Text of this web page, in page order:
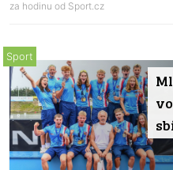
za hodinu od Sport.cz
Sport